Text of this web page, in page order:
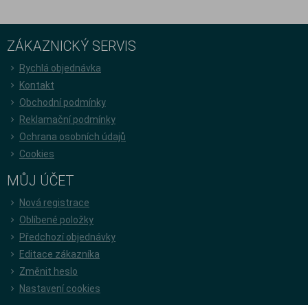
ZÁKAZNICKÝ SERVIS
Rychlá objednávka
Kontakt
Obchodní podmínky
Reklamační podmínky
Ochrana osobních údajů
Cookies
MŮJ ÚČET
Nová registrace
Oblíbené položky
Předchozí objednávky
Editace zákazníka
Změnit heslo
Nastavení cookies